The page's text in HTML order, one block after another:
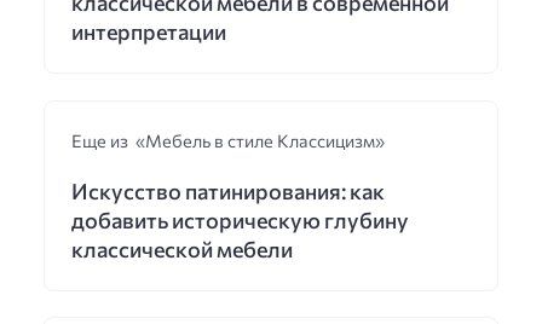
интерпретации
Еще из «Мебель в стиле Классицизм»
Искусство патинирования: как
добавить историческую глубину
классической мебели